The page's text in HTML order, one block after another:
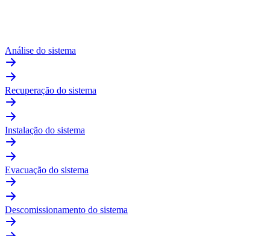
Análise do sistema
Recuperação do sistema
Instalação do sistema
Evacuação do sistema
Descomissionamento do sistema